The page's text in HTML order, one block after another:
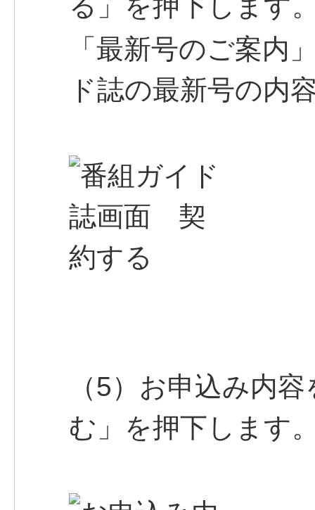
「最新号のご案内
ド誌の最新号の内
（5）お申込み内
む」を押下します